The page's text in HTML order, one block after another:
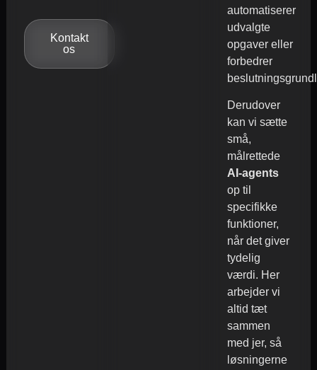
Kontakt
os
automatiserer
udvalgte
opgaver eller
forbedrer
Derudover
kan vi sætte
små,
målrettede
AI-agents
op til
specifikke
funktioner,
når det giver
tydelig
værdi. Her
arbejder vi
altid tæt
sammen
med jer, så
løsningerne